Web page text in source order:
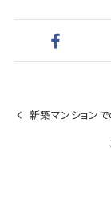
新築マンション